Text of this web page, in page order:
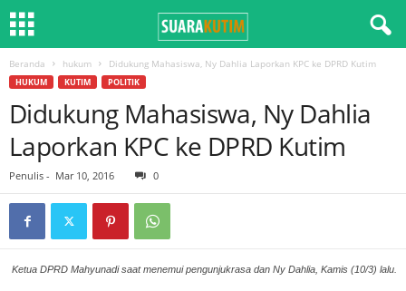
Beranda hukum Didukung Mahasiswa, Ny Dahlia Laporkan KPC ke DPRD Kutim
HUKUM KUTIM POLITIK
Didukung Mahasiswa, Ny Dahlia
Laporkan KPC ke DPRD Kutim
Penulis - Mar 10, 2016 0
Ketua DPRD Mahyunadi saat menemui pengunjukrasa dan Ny Dahlia, Kamis (10/3) lalu.